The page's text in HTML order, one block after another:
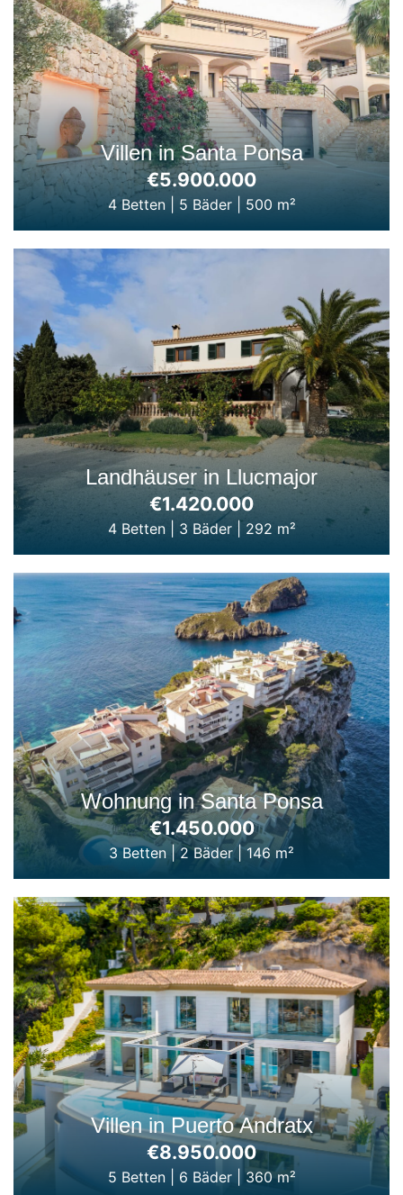
Villen in Santa Ponsa
€5.900.000
4 Betten 5 Bäder| 500 m²
Landhäuser in Llucmajor
€1.420.000
4 Betten| 3 Bäder| 292 m²
Wohnung in Santa Ponsa
€1.450.000
3 Betten |2 Bäder |146 m²
Villen in Puerto Andratx
€8.950.000
5 Betten| 6 Bäder|360 m²